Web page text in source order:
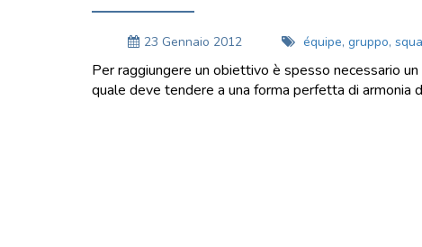
23 Gennaio 2012 équipe, gruppo,
Per raggiungere un obiettivo è spesso necessario
quale deve tendere a una forma perfetta di armonia